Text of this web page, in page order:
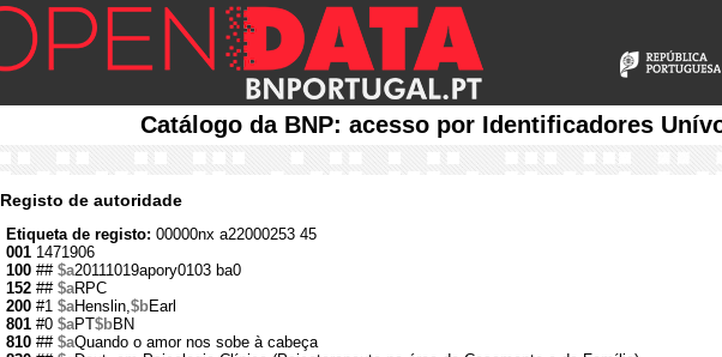
Catálogo da BNP: acesso por Identificadores
Registo de autoridade
Etiqueta de registo: 00000nx a22000253 45
001 1471906
100 ## $a20111019apory0103 ba0
152 ## $aRPC
200 #1 $aHenslin,$bEarl
801 #0 $aPT$bBN
810 ## $aQuando o amor nos sobe à cabeça